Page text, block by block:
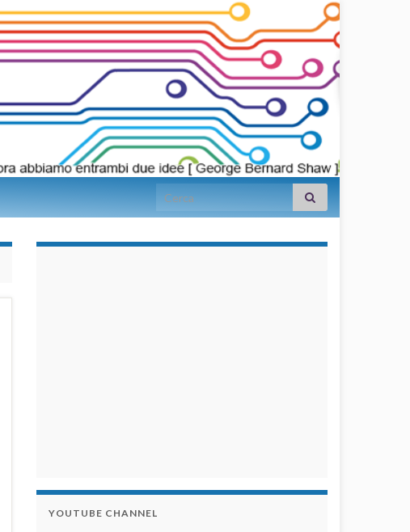
Search for:
YOUTUBE CHANNEL